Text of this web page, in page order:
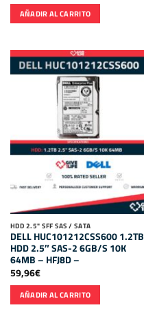
AÑADIR AL CARRITO
HDD 2.5" SFF SAS / SATA
DELL HUC101212CSS600 1.2TB
HDD 2.5″ SAS-2 6GB/S 10K
64MB – HFJ8D –
59,96€
AÑADIR AL CARRITO